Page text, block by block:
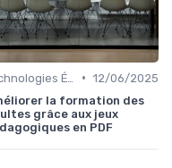
• 12/06/2025
la formation des
grâce aux jeux
en PDF